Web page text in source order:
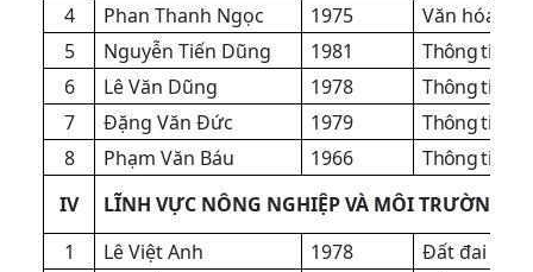
4
Phan Thanh Ngọc 1975
Văn hóa
5
Nguyễn Tiến Dũng 1981 Thông tin và
6
Lê Văn Dũng 1978
Thông tin và
7
Đặng Văn Đức 1979
Thông tin và
8
Phạm Văn Báu 1966
Thông tin và
IV
LĨNH VỰC NÔNG NGHIỆP VÀ MÔI TRƯỜNG
1
Lê Việt Anh 1978
Đất đai